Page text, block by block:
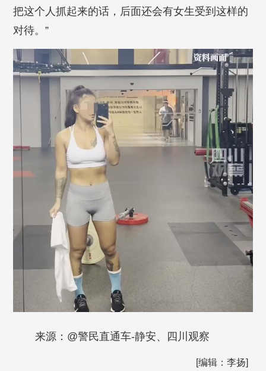
把这个人抓起来的话，后面还会有女生受到这样的
对待。”
来源：@警民直通车-静安、四川观察
[编辑：李扬]